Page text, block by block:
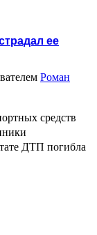
ее
Роман
средств
ДТП погибла